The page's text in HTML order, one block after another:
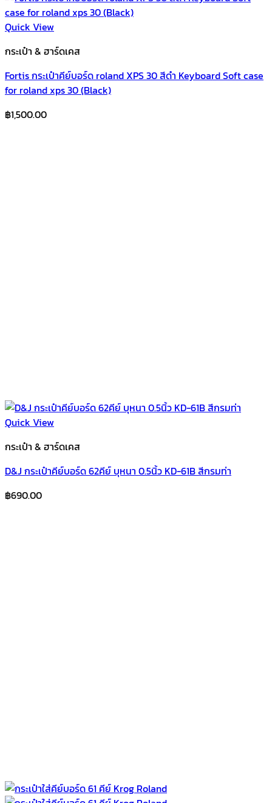
Quick View
กระเป๋า & ฮาร์ดเคส
Fortis กระเป๋าคีย์บอร์ด roland XPS 30 สีดำ Keyboard Soft case
for roland xps 30 (ฺBlack)
฿1,500.00
Quick View
กระเป๋า & ฮาร์ดเคส
D&J กระเป๋าคีย์บอร์ด 62คีย์ บุหนา 0.5นิ้ว KD-61B สีกรมท่า
฿690.00